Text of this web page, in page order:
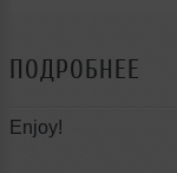
ПОДРОБНЕЕ
Enjoy!